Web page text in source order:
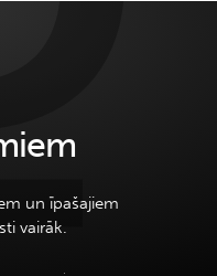
un īpašajiem
vairāk.